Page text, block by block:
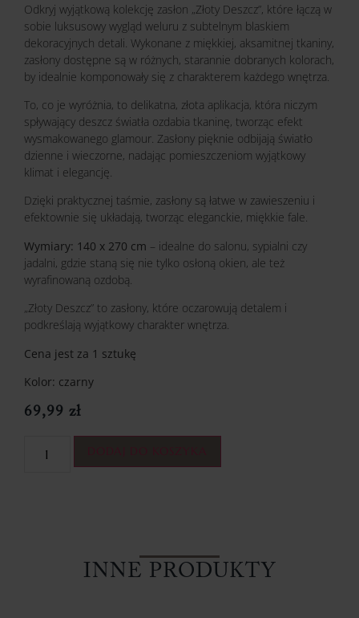
Odkryj wyjątkową kolekcję zasłon „Złoty Deszcz”, które łączą w
sobie luksusowy wygląd weluru z subtelnym blaskiem
dekoracyjnych detali. Wykonane z miękkiej, aksamitnej tkaniny,
zasłony dostępne są w różnych, starannie dobranych kolorach,
by idealnie komponowały się z charakterem każdego wnętrza.
To, co je wyróżnia, to delikatna, złota aplikacja, która niczym
spływający deszcz światła ozdabia tkaninę, tworząc efekt
wysmakowanego glamour. Zasłony pięknie odbijają światło
dzienne i wieczorne, nadając pomieszczeniom wyjątkowy
klimat i elegancję.
Dzięki praktycznej taśmie, zasłony są łatwe w zawieszeniu i
efektownie się układają, tworząc eleganckie, miękkie fale.
Wymiary: 140 x 270 cm – idealne do salonu, sypialni czy
jadalni, gdzie staną się nie tylko osłoną okien, ale też
wyrafinowaną ozdobą.
„Złoty Deszcz” to zasłony, które oczarowują detalem i
podkreślają wyjątkowy charakter wnętrza.
Cena jest za 1 sztukę
Kolor: czarny
69,99 zł
INNE PRODUKTY